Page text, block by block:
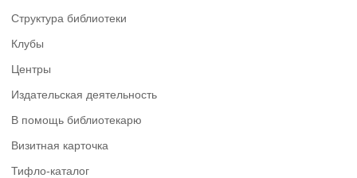
Структура библиотеки
Клубы
Центры
Издательская деятельность
В помощь библиотекарю
Визитная карточка
Тифло-каталог